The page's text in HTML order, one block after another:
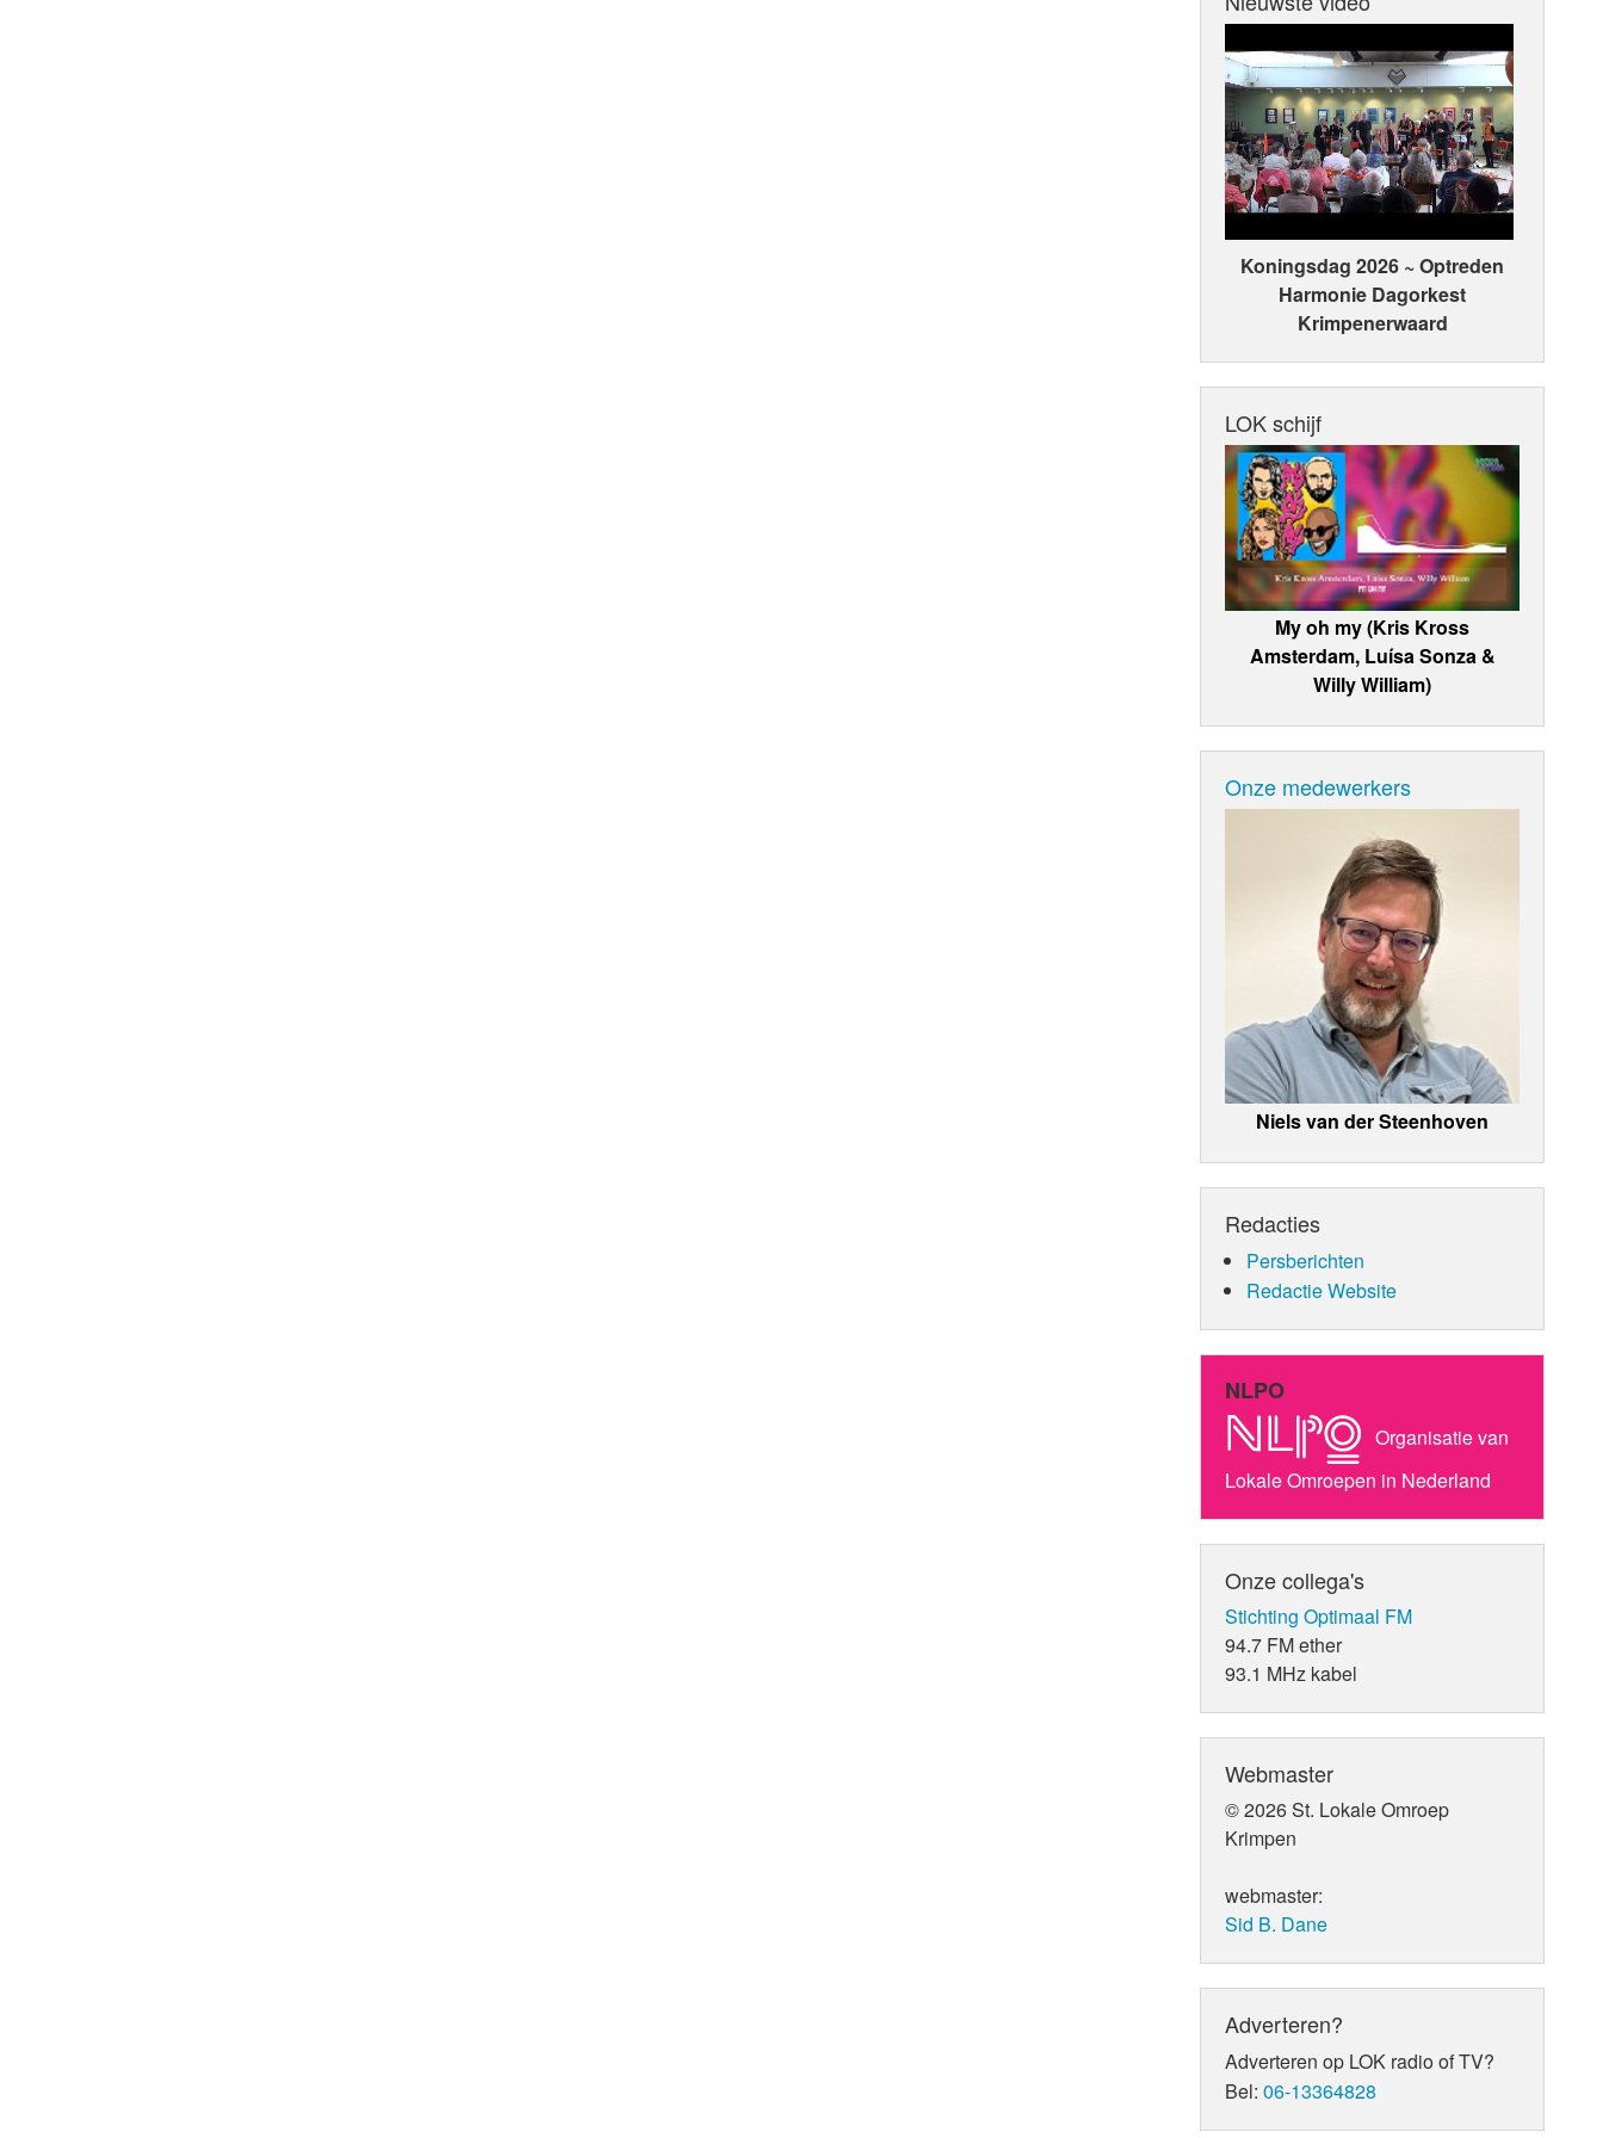
Koningsdag 2026 ~ Optreden
Harmonie Dagorkest
Krimpenerwaard
LOK schijf
My oh my (Kris Kross
Amsterdam, Luísa Sonza &
Willy William)
Onze medewerkers
Niels van der Steenhoven
Redacties
Persberichten
Redactie Website
NLPO
Organisatie van
Lokale Omroepen in Nederland
Onze collega's
Stichting Optimaal FM
94.7 FM ether
93.1 MHz kabel
Webmaster
© 2026 St. Lokale Omroep
Krimpen
webmaster:
Sid B. Dane
Adverteren?
Adverteren op LOK radio of TV?
Bel:06-13364828